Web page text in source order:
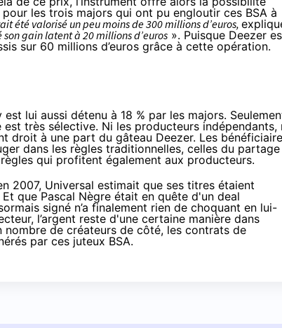
les trois majors qui ont pu engloutir ces BSA à
été valorisé un peu moins de 300 millions d’euros,
gain latent à 20 millions d’euros ». Puisque Deezer
sur 60 millions d’euros grâce à cette opération.
lui aussi détenu à 18 % par les majors.
très sélective. Ni les producteurs indépendants,
droit à une part du gâteau Deezer. Les
dans les règles traditionnelles, celles du partage
qui profitent également aux producteurs.
2007, Universal estimait que ses titres étaient
que Pascal Nègre était en quête d'un deal
signé n’a finalement rien de choquant en lui-
l’argent reste d'une certaine manière dans
de créateurs de côté, les contrats de
par ces juteux BSA.